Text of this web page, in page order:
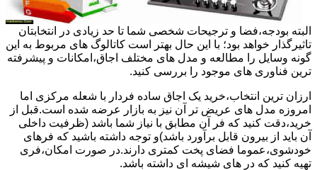
البته بودجه،فضا و ترجیحات شخصی شما تا حد زیادی در انتخابتان
تاثیرگذار خواهد بود؛ با این حال بهتر است کاتالوگ های مربوط به این
گونه وسایل را مطالعه و مدل های مختلف اجاق،امکانات و پیشرفته
ترین فناوری های موجود را بررسی کنید.
ارزان ترین انتخاب،خرید یک اجاق ساده فردار با شعله مرکزی اما
امروزه مدل های عریض تر آن نیز به بازار عرضه شده است.قبل از
خرید،دقت کنید که فر آن مطابق با نیاز شما باشد (ظرفیت داخلی
آن باید از بیرون قابل برآورد باشد)و توجه داشته باشید که فرهای
خودشوی،عموما فضای پخت کمتری دارند.در صورت امکان،فری
تهیه کنید که در های شیشه ای داشته باشد.